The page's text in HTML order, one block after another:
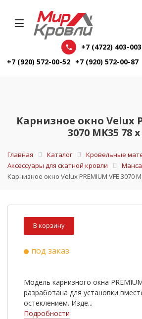
+7 (4722) 403-003
+7 (920) 572-00-52 +7 (920) 572-00-87
Карнизное окно Velux
3070 MK35 78
Главная Каталог
Кровельные
Аксессуары для скатной кровли
Карнизное окно Velux PREMIUM VFE 3070
В корзину
под заказ
Модель карнизного окна
разработана для установки
остеклением. Изде...
Подробности